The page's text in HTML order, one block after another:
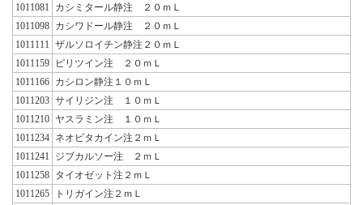
1011081
カシミタール静注 ２０ｍＬ
1011098 カシワドール静注 ２０ｍＬ
1011111
ザルソロイチン静注２０ｍＬ
1011159
ピリツイン注 ２０ｍＬ
1011166 カシロン静注１０ｍＬ
1011203 サイリジン注 １０ｍＬ
1011210 ヤスラミン注 １０ｍＬ
1011234 ネオビタカイン注２ｍＬ
1011241
ジブカルソー注 ２ｍＬ
1011258 タイオゼット注２ｍＬ
1011265
トリガイン注２ｍＬ